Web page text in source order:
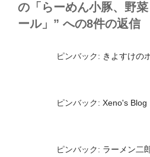
の「らーめん小豚、野
ール」” への8件の返信
ピンバック: きよすけの
ピンバック: Xeno's Blog
ピンバック: ラーメン二